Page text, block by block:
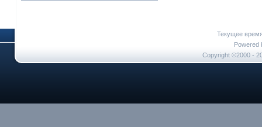
Текущее
Powered
Copyright ©2000 -